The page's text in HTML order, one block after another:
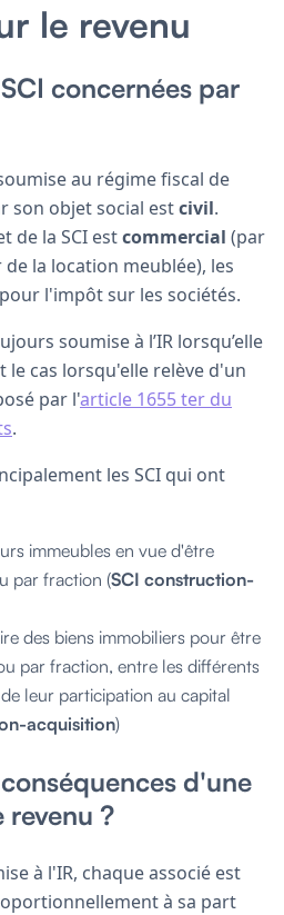
le revenu
concernées par
au régime fiscal de
son objet social estcivil.
de la SCI estcommercial (par
la location meublée), les
l'impôt sur les sociétés.
soumise à l’IR lorsqu’elle
le cas lorsqu'elle relève d'un
par l'article 1655 ter du
.
les SCI qui ont
immeubles en vue d'être
par fraction (SCI construction-
des biens immobiliers pour être
par fraction, entre les différents
leur participation au capital
acquisition)
d'une
revenu ?
à l'IR, chaque associé est
à sa part